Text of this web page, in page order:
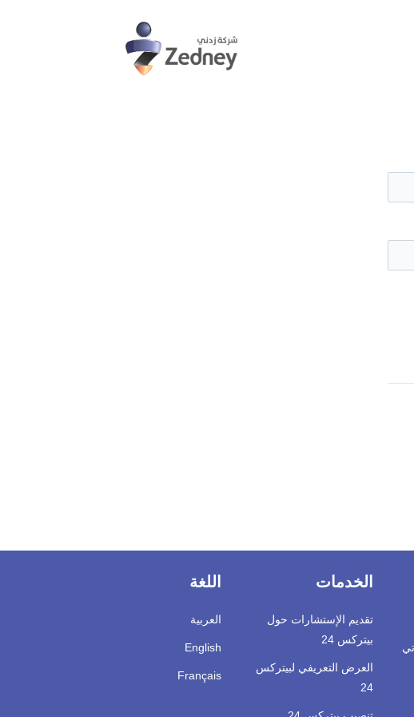
الخدمات
تقديم الإستشارات حول
بيتركس 24
العرض التعريفي لبيتركس
24
اللغة
العربية
English
Français